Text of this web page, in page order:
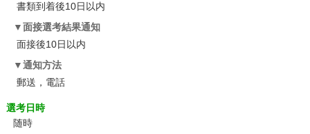
書類到着後10日以内
面接選考結果通知
面接後10日以内
通知方法
郵送，電話
選考日時
随時